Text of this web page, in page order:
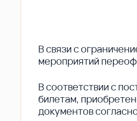
В cвязи с
мероприятий
В соответствии с
билетам,
документов